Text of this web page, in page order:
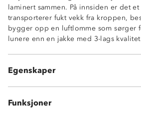
laminert sammen. På innsiden er det
transporterer fukt vekk fra kroppen,
bygger opp en luftlomme som sørger
lunere enn en jakke med 3-lags
Egenskaper
Tapede sømmer
Fast hette med justering
To glidelåslommer i sidene
Hakebeskytter på glidelås
Meshfôr
Funksjoner